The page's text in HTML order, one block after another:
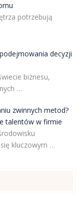
potrzebują
decyzji
biznesu,
…
zwinnych metod?
talentów w firmie
kluczowym …